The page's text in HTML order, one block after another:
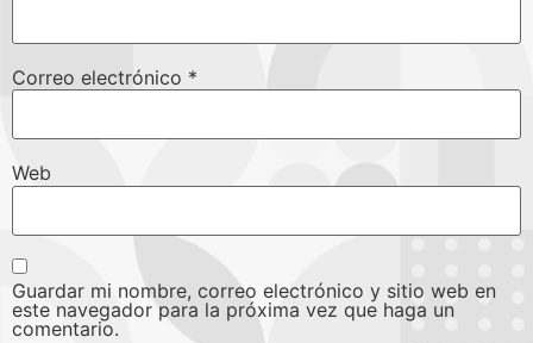
Correo electrónico *
Web
Guardar mi nombre, correo electrónico y sitio web en
este navegador para la próxima vez que haga un
comentario.